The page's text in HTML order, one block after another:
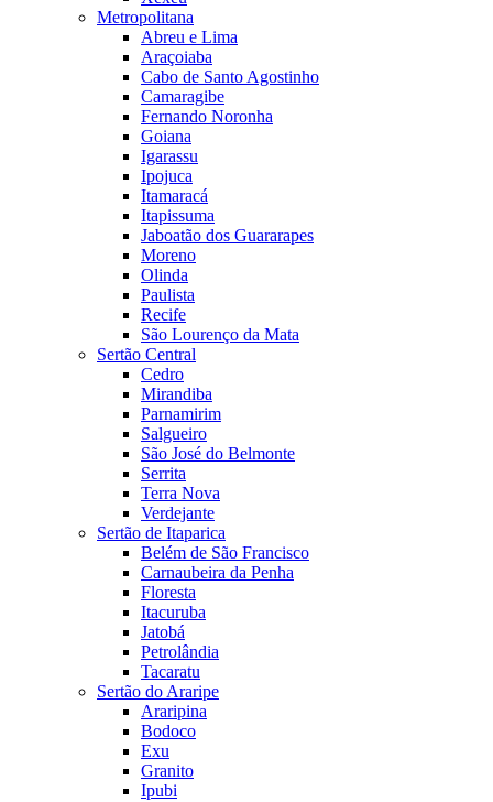
Metropolitana
Abreu e Lima
Araçoiaba
Cabo de Santo Agostinho
Camaragibe
Fernando Noronha
Goiana
Igarassu
Ipojuca
Itamaracá
Itapissuma
Jaboatão dos Guararapes
Moreno
Olinda
Paulista
Recife
São Lourenço da Mata
Sertão Central
Cedro
Mirandiba
Parnamirim
Salgueiro
São José do Belmonte
Serrita
Terra Nova
Verdejante
Sertão de Itaparica
Belém de São Francisco
Carnaubeira da Penha
Floresta
Itacuruba
Jatobá
Petrolândia
Tacaratu
Sertão do Araripe
Araripina
Bodoco
Exu
Granito
Ipubi